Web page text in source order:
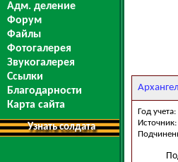
Адм. деление
Форум
Файлы
Фотогалерея
Звукогалерея
Ссылки
Благодарности
Карта сайта
Узнать солдата
Год